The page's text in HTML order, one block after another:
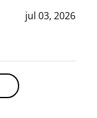
jul 03, 2026